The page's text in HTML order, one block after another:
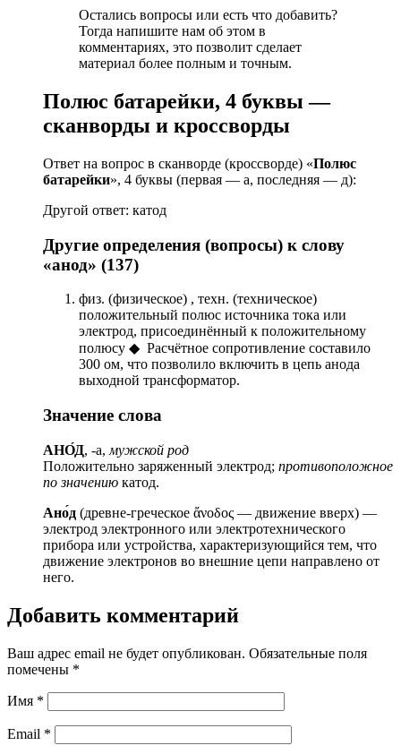
Остались вопросы или есть что добавить?
Тогда напишите нам об этом в
комментариях, это позволит сделает
материал более полным и точным.
Полюс батарейки, 4 буквы —
сканворды и кроссворды
Ответ на вопрос в сканворде (кроссворде) «Полюс
батарейки», 4 буквы (первая — а, последняя — д):
Другой ответ: катод
Другие определения (вопросы) к слову
«анод» (137)
физ. (физическое) , техн. (техническое)
положительный полюс источника тока или
электрод, присоединённый к положительному
полюсу ◆ Расчётное сопротивление составило
300 ом, что позволило включить в цепь анода
выходной трансформатор.
Значение слова
АНО́Д, -а, мужской род
Положительно заряженный электрод; противоположное
по значению катод.
Ано́д (древне-греческое ἄνοδος — движение вверх) —
электрод электронного или электротехнического
прибора или устройства, характеризующийся тем, что
движение электронов во внешние цепи направлено от
него.
Добавить комментарий
Ваш адрес email не будет опубликован. Обязательные поля
помечены *
Имя *
Email *